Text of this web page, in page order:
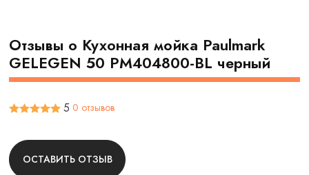
Отзывы о Кухонная мойка Paulmark
GELEGEN 50 PM404800-BL черный
5 0 отзывов
ОСТАВИТЬ ОТЗЫВ